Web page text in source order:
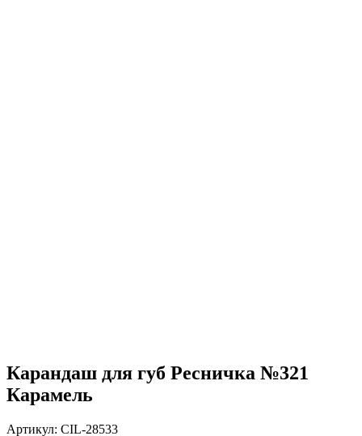
Карандаш для губ Ресничка №321
Карамель
Артикул: CIL-28533